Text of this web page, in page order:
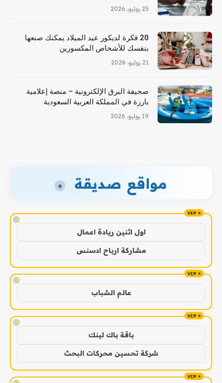
25 يوليو، 2026
20 فكرة لديكور عيد الميلاد يمكنك صنعها
بنفسك للأشخاص المكسورين
21 يوليو، 2026
صحيفة البرق الإلكترونية – منصة إعلامية
بارزة في المملكة العربية السعودية
19 يوليو، 2026
مواقع صديقة +
!
اول اثنين ريادة اعمال
مشاركة ارباح ادسنس
!
عالم الشباب
!
باقة باك لينك
شركة تحسين محركات البحث